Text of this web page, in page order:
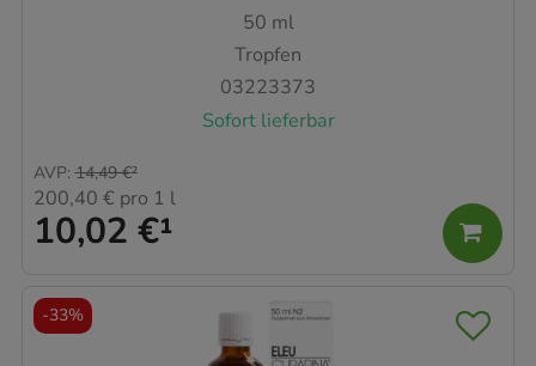
50 ml
Tropfen
03223373
Sofort lieferbar
10,02 €¹
AVP: 14,49 €²
200,40 € pro 1 l
-33%